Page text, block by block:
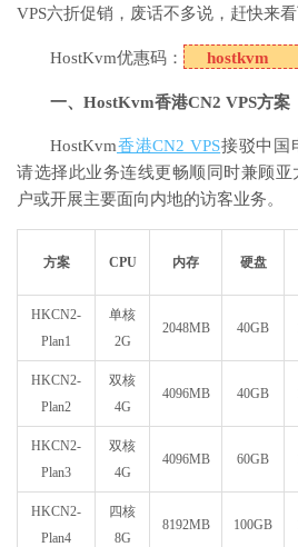
VPS六折促销，废话不多说，赶快来
HostKvm优惠码： hostkvm
一、HostKvm香港CN2 VPS方案
HostKvm香港CN2 VPS接驳中国
请选择此业务连线更畅顺同时兼顾
户或开展主要面向内地的访客业务。
方案 CPU 内存 硬盘
HKCN2-
Plan1
单核
2G
2048MB 40GB
HKCN2-
Plan2
双核
4G
4096MB 40GB
HKCN2-
Plan3
双核
4G
4096MB 60GB
HKCN2-
Plan4
四核
8G
8192MB 100GB